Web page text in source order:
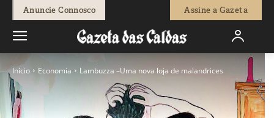
Anuncie Connosco Assine a Gazeta
Início Economia Lambuzza –Uma nova loja de malandrices